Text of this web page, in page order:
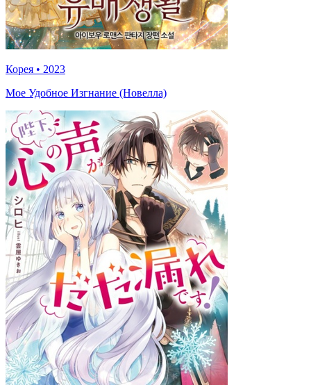
Корея • 2023
Мое Удобное Изгнание (Новелла)